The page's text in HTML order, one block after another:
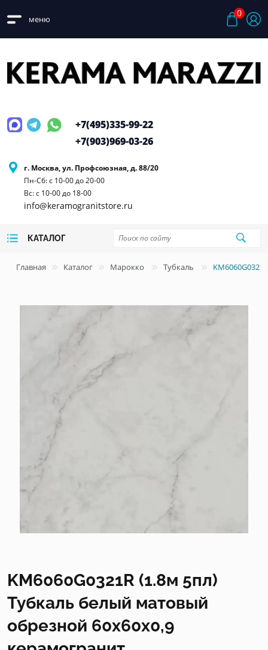
меню
0
г. Москва, ул. Профсоюзная, д. 88/20
Пн-Сб: с 10-00 до 20-00
Вс: с 10-00 до 18-00
info@keramogranitstore.ru
+7(495)335-99-22
+7(903)969-03-26
КАТАЛОГ
Главная Каталог Марокко Тубкаль
KM6060G0321R (1.8м 5пл)
Тубкаль белый матовый
обрезной 60x60x0,9